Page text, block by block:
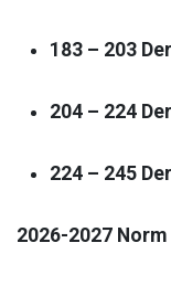
183 – 203
204 – 224
224 – 245
2026-2027